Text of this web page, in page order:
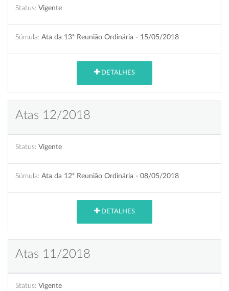
Status: Vigente
Súmula: Ata da 13ª Reunião Ordinária - 15/05/2018
DETALHES
Atas 12/2018
Status: Vigente
Súmula: Ata da 12ª Reunião Ordinária - 08/05/2018
DETALHES
Atas 11/2018
Status: Vigente